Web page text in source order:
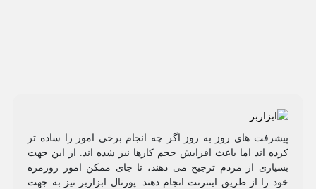
پیشرفت های روز به روز اگر چه انجام برخی امور را ساده تر
کرده اند اما باعث افزایش حجم کارها نیز شده اند. از این جهت
بسیاری از مردم ترجیح می دهند، تا جای ممکن امور روزمره
خود را از طریق اینترنت انجام دهند. پورتال ابزاربر نیز به جهت